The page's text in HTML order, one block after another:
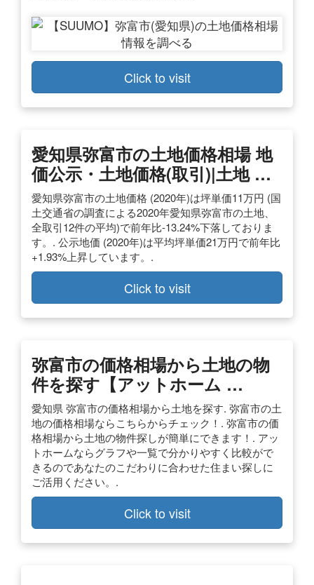
Click to visit
愛知県弥富市の土地価格相場 地
価公示・土地価格(取引)|土地 …
愛知県弥富市の土地価格 (2020年)は坪単価11万円 (国
土交通省の調査による2020年愛知県弥富市の土地、
全取引12件の平均)で前年比-13.24%下落しておりま
す。. 公示地価 (2020年)は平均坪単価21万円で前年比
+1.93%上昇しています。.
Click to visit
弥富市の価格相場から土地の物
件を探す【アットホーム …
愛知県 弥富市の価格相場から土地を探す. 弥富市の土
地の価格相場ならこちらからチェック！. 弥富市の価
格相場から土地の物件探しが簡単にできます！. アッ
トホームならグラフや一覧で分かりやすく比較がで
きるのであなたのこだわりに合わせた住まい探しに
ご活用ください。.
Click to visit